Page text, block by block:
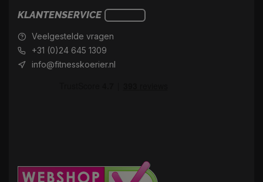
KLANTENSERVICE
Veelgestelde vragen
+31 (0)24 645 1309
info@fitnesskoerier.nl